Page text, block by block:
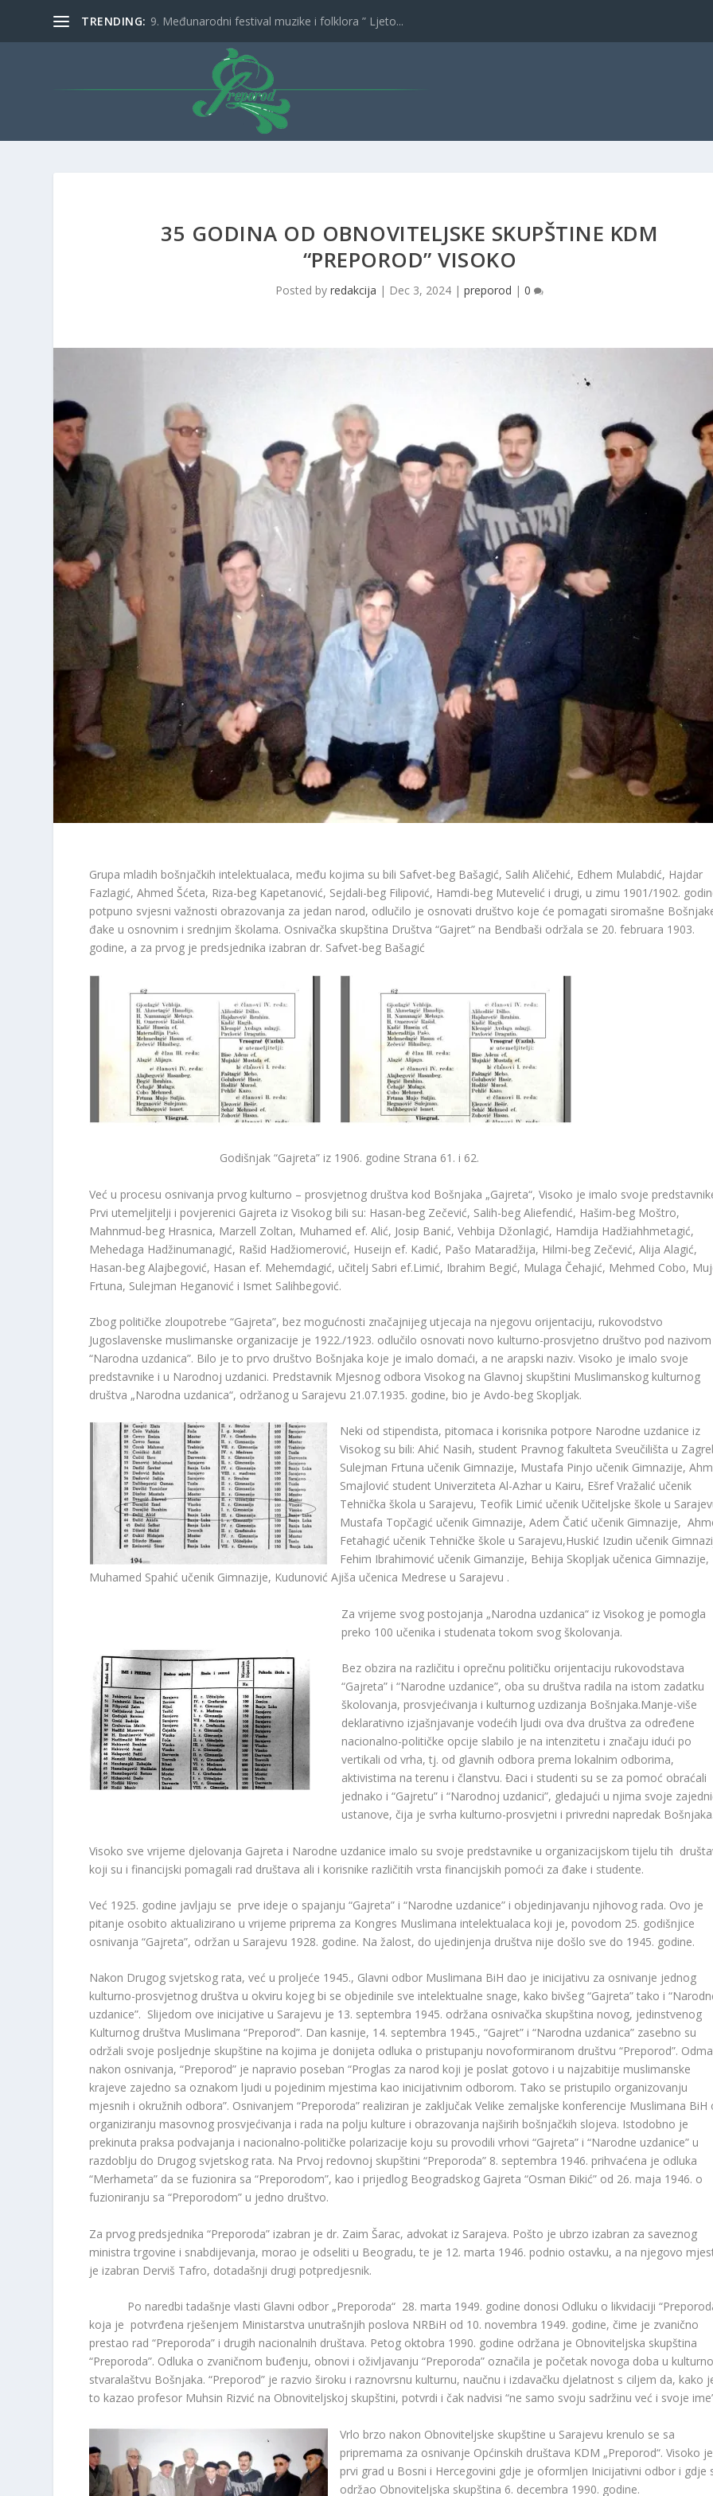
TRENDING: 9. Međunarodni festival muzike i folklora ” Ljeto...
35 GODINA OD OBNOVITELJSKE SKUPŠTINE KDM
“PREPOROD” VISOKO
Posted byredakcija | Dec 3, 2024 |preporod |0
Grupa mladih bošnjačkih intelektualaca, među kojima su bili Safvet-beg Bašagić, Salih Aličehić, Edhem Mulabdić, Hajdar
Fazlagić, Ahmed Šćeta, Riza-beg Kapetanović, Sejdali-beg Filipović, Hamdi-beg Mutevelić i drugi, u zimu 1901/1902.
potpuno svjesni važnosti obrazovanja za jedan narod, odlučilo je osnovati društvo koje će pomagati siromašne
đake u osnovnim i srednjim školama. Osnivačka skupština Društva “Gajret” na Bendbaši održala se 20. februara 1903.
godine, a za prvog je predsjednika izabran dr. Safvet-beg Bašagić
Godišnjak “Gajreta” iz 1906. godine Strana 61. i 62.
Već u procesu osnivanja prvog kulturno – prosvjetnog društva kod Bošnjaka „Gajreta“, Visoko je imalo svoje
Prvi utemeljitelji i povjerenici Gajreta iz Visokog bili su: Hasan-beg Zečević, Salih-beg Aliefendić, Hašim-beg Moštro,
Mahnmud-beg Hrasnica, Marzell Zoltan, Muhamed ef. Alić, Josip Banić, Vehbija Džonlagić, Hamdija Hadžiahhmetagić,
Mehedaga Hadžinumanagić, Rašid Hadžiomerović, Huseijn ef. Kadić, Pašo Mataradžija, Hilmi-beg Zečević, Alija Alagić,
Hasan-beg Alajbegović, Hasan ef. Mehemdagić, učitelj Sabri ef.Limić, Ibrahim Begić, Mulaga Čehajić, Mehmed Cobo,
Frtuna, Sulejman Heganović i Ismet Salihbegović.
Zbog političke zloupotrebe “Gajreta”, bez mogućnosti značajnijeg utjecaja na njegovu orijentaciju, rukovodstvo
Jugoslavenske muslimanske organizacije je 1922./1923. odlučilo osnovati novo kulturno-prosvjetno društvo pod nazivom
“Narodna uzdanica”. Bilo je to prvo društvo Bošnjaka koje je imalo domaći, a ne arapski naziv. Visoko je imalo svoje
predstavnike i u Narodnoj uzdanici. Predstavnik Mjesnog odbora Visokog na Glavnoj skupštini Muslimanskog kulturnog
društva „Narodna uzdanica“, održanog u Sarajevu 21.07.1935. godine, bio je Avdo-beg Skopljak.
Neki od stipendista, pitomaca i korisnika potpore Narodne uzdanice iz
Visokog su bili: Ahić Nasih, student Pravnog fakulteta Sveučilišta u
Sulejman Frtuna učenik Gimnazije, Mustafa Pinjo učenik Gimnazije,
Smajlović student Univerziteta Al-Azhar u Kairu, Ešref Vražalić učenik
Tehnička škola u Sarajevu, Teofik Limić učenik Učiteljske škole u
Mustafa Topčagić učenik Gimnazije, Adem Čatić učenik Gimnazije,
Fetahagić učenik Tehničke škole u Sarajevu,Huskić Izudin učenik
Fehim Ibrahimović učenik Gimanzije, Behija Skopljak učenica Gimnazije,
Muhamed Spahić učenik Gimnazije, Kudunović Ajiša učenica Medrese u Sarajevu .
Za vrijeme svog postojanja „Narodna uzdanica“ iz Visokog je pomogla
preko 100 učenika i studenata tokom svog školovanja.
Bez obzira na različitu i oprečnu političku orijentaciju rukovodstava
“Gajreta” i “Narodne uzdanice”, oba su društva radila na istom zadatku
školovanja, prosvjećivanja i kulturnog uzdizanja Bošnjaka.Manje-više
deklarativno izjašnjavanje vodećih ljudi ova dva društva za određene
nacionalno-političke opcije slabilo je na intenzitetu i značaju idući po
vertikali od vrha, tj. od glavnih odbora prema lokalnim odborima,
aktivistima na terenu i članstvu. Đaci i studenti su se za pomoć obraćali
jednako i “Gajretu” i “Narodnoj uzdanici”, gledajući u njima svoje
ustanove, čija je svrha kulturno-prosvjetni i privredni napredak Bošnjaka.
Visoko sve vrijeme djelovanja Gajreta i Narodne uzdanice imalo su svoje predstavnike u organizacijskom tijelu tih
koji su i financijski pomagali rad društava ali i korisnike različitih vrsta financijskih pomoći za đake i studente.
Već 1925. godine javljaju se prve ideje o spajanju “Gajreta” i “Narodne uzdanice” i objedinjavanju njihovog rada. Ovo je
pitanje osobito aktualizirano u vrijeme priprema za Kongres Muslimana intelektualaca koji je, povodom 25. godišnjice
osnivanja “Gajreta”, održan u Sarajevu 1928. godine. Na žalost, do ujedinjenja društva nije došlo sve do 1945. godine.
Nakon Drugog svjetskog rata, već u proljeće 1945., Glavni odbor Muslimana BiH dao je inicijativu za osnivanje jednog
kulturno-prosvjetnog društva u okviru kojeg bi se objedinile sve intelektualne snage, kako bivšeg “Gajreta” tako i
uzdanice”. Slijedom ove inicijative u Sarajevu je 13. septembra 1945. održana osnivačka skupština novog, jedinstvenog
Kulturnog društva Muslimana “Preporod”. Dan kasnije, 14. septembra 1945., “Gajret” i “Narodna uzdanica” zasebno su
održali svoje posljednje skupštine na kojima je donijeta odluka o pristupanju novoformiranom društvu “Preporod”.
nakon osnivanja, “Preporod” je napravio poseban “Proglas za narod koji je poslat gotovo i u najzabitije muslimanske
krajeve zajedno sa oznakom ljudi u pojedinim mjestima kao inicijativnim odborom. Tako se pristupilo organizovanju
mjesnih i okružnih odbora”. Osnivanjem “Preporoda” realiziran je zaključak Velike zemaljske konferencije Muslimana BiH
organiziranju masovnog prosvjećivanja i rada na polju kulture i obrazovanja najširih bošnjačkih slojeva. Istodobno je
prekinuta praksa podvajanja i nacionalno-političke polarizacije koju su provodili vrhovi “Gajreta” i “Narodne uzdanice” u
razdoblju do Drugog svjetskog rata. Na Prvoj redovnoj skupštini “Preporoda” 8. septembra 1946. prihvaćena je odluka
“Merhameta” da se fuzionira sa “Preporodom”, kao i prijedlog Beogradskog Gajreta “Osman Đikić” od 26. maja 1946. o
fuzioniranju sa “Preporodom” u jedno društvo.
Za prvog predsjednika “Preporoda” izabran je dr. Zaim Šarac, advokat iz Sarajeva. Pošto je ubrzo izabran za saveznog
ministra trgovine i snabdijevanja, morao je odseliti u Beogradu, te je 12. marta 1946. podnio ostavku, a na njegovo
je izabran Derviš Tafro, dotadašnji drugi potpredjesnik.
Po naredbi tadašnje vlasti Glavni odbor „Preporoda“ 28. marta 1949. godine donosi Odluku o likvidaciji
koja je potvrđena rješenjem Ministarstva unutrašnjih poslova NRBiH od 10. novembra 1949. godine, čime je zvanično
prestao rad “Preporoda” i drugih nacionalnih društava. Petog oktobra 1990. godine održana je Obnoviteljska skupština
“Preporoda”. Odluka o zvaničnom buđenju, obnovi i oživljavanju “Preporoda” označila je početak novoga doba u
stvaralaštvu Bošnjaka. “Preporod” je razvio široku i raznovrsnu kulturnu, naučnu i izdavačku djelatnost s ciljem da, kako
to kazao profesor Muhsin Rizvić na Obnoviteljskoj skupštini, potvrdi i čak nadvisi “ne samo svoju sadržinu već i svoje
Vrlo brzo nakon Obnoviteljske skupštine u Sarajevu krenulo se sa
pripremama za osnivanje Općinskih društava KDM „Preporod“. Visoko je
prvi grad u Bosni i Hercegovini gdje je oformljen Inicijativni odbor i gdje
održao Obnoviteljska skupština 6. decembra 1990. godine.